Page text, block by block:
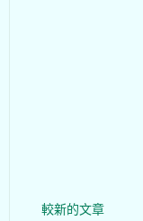
較新的文章